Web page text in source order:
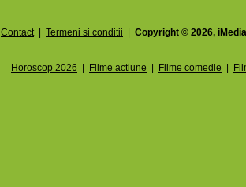
Contact| Termeni si conditii Copyright © 2026,
Horoscop 2026 Filme actiune Filme comedie